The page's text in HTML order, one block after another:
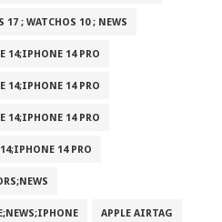
; WATCHOS 10 ; NEWS
14;IPHONE 14 PRO
14;IPHONE 14 PRO
14;IPHONE 14 PRO
14 PRO
APPLE AIRTAG